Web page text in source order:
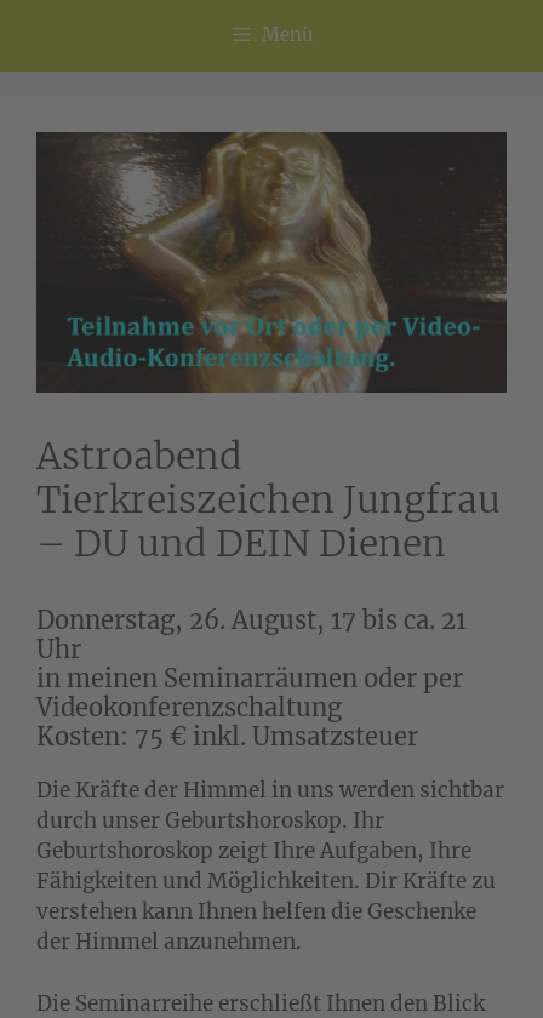
Menü
Astroabend
Tierkreiszeichen Jungfrau
– DU und DEIN Dienen
Donnerstag, 26. August, 17 bis ca. 21
Uhr
in meinen Seminarräumen oder per
Videokonferenzschaltung
Kosten: 75 € inkl. Umsatzsteuer
Die Kräfte der Himmel in uns werden sichtbar
durch unser Geburtshoroskop. Ihr
Geburtshoroskop zeigt Ihre Aufgaben, Ihre
Fähigkeiten und Möglichkeiten. Dir Kräfte zu
verstehen kann Ihnen helfen die Geschenke
der Himmel anzunehmen.
Die Seminarreihe erschließt Ihnen den Blick